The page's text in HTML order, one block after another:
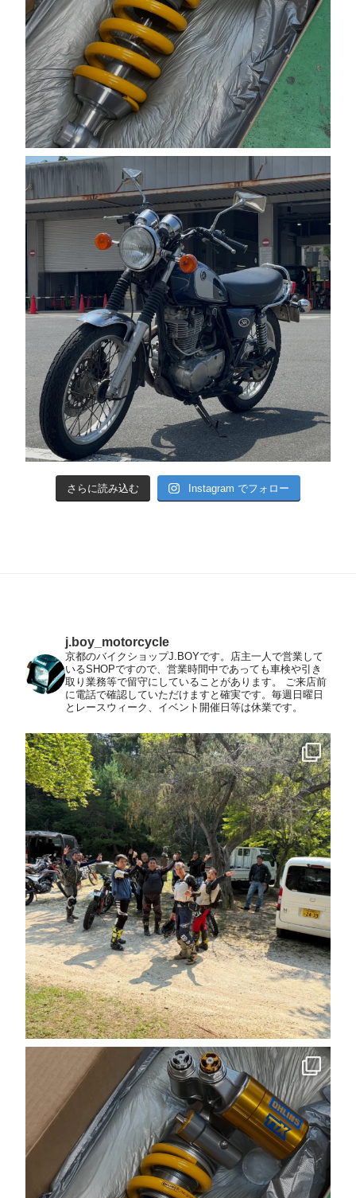
さらに読み込む Instagram でフォロー
j.boy_motorcycle
京都のバイクショップJ.BOYです。店主一人で営業して
いるSHOPですので、営業時間中であっても車検や引き
取り業務等で留守にしていることがあります。
ご来店前
に電話で確認していただけますと確実です。毎週日曜日
とレースウィーク、イベント開催日等は休業です。